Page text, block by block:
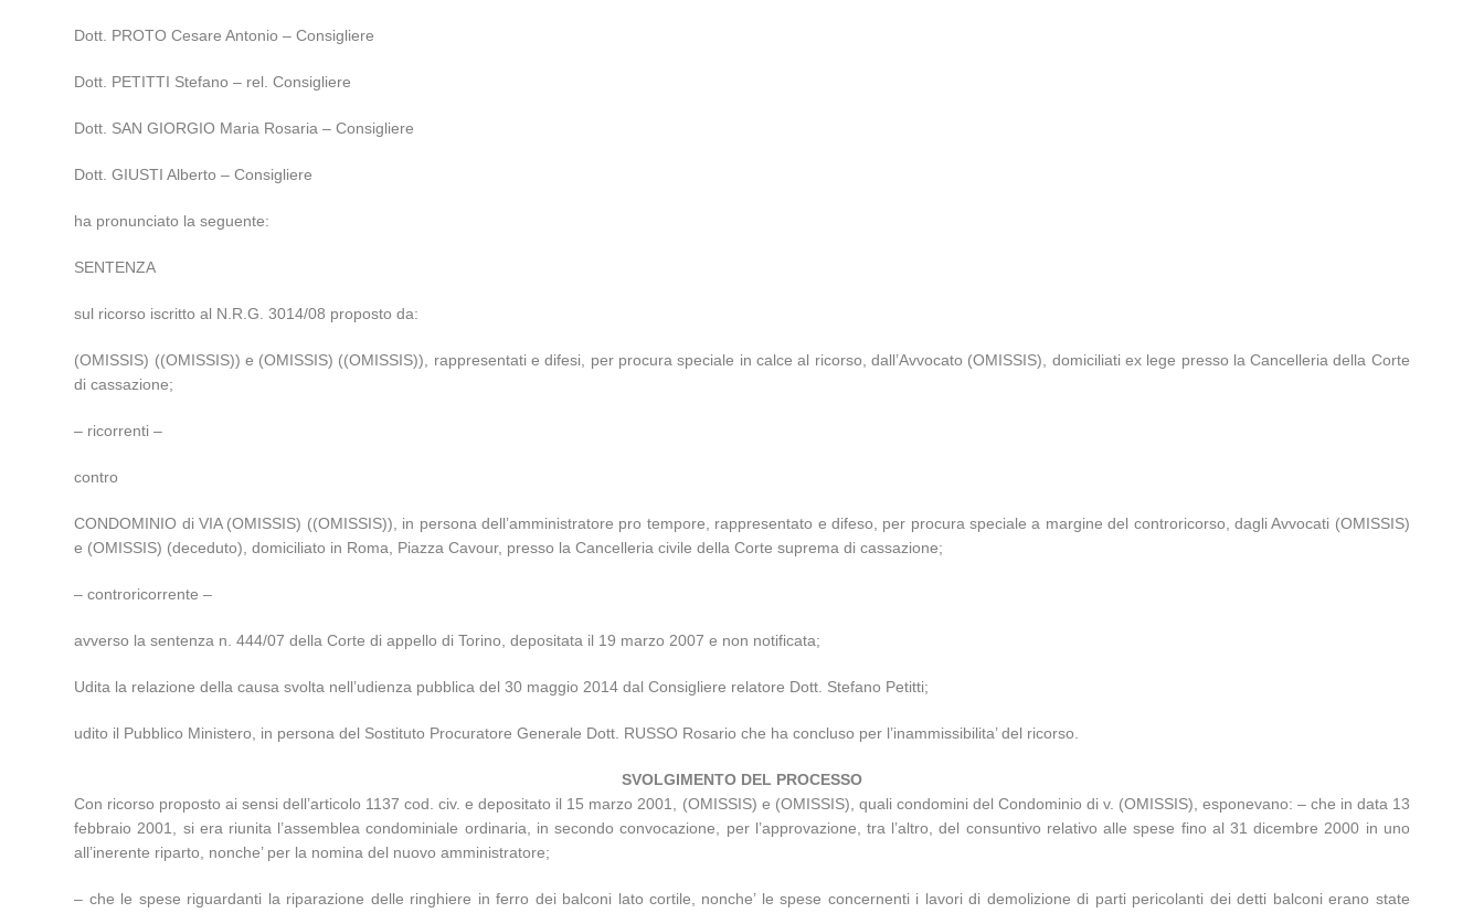
Dott. PROTO Cesare Antonio – Consigliere
Dott. PETITTI Stefano – rel. Consigliere
Dott. SAN GIORGIO Maria Rosaria – Consigliere
Dott. GIUSTI Alberto – Consigliere
ha pronunciato la seguente:
SENTENZA
sul ricorso iscritto al N.R.G. 3014/08 proposto da:
(OMISSIS) ((OMISSIS)) e (OMISSIS) ((OMISSIS)), rappresentati e difesi, per procura speciale in calce al ricorso, dall’Avvocato (OMISSIS), domiciliati ex lege presso la Cancelleria della Corte
di cassazione;
– ricorrenti –
contro
CONDOMINIO di VIA (OMISSIS) ((OMISSIS)), in persona dell’amministratore pro tempore, rappresentato e difeso, per procura speciale a margine del controricorso, dagli Avvocati (OMISSIS)
e (OMISSIS) (deceduto), domiciliato in Roma, Piazza Cavour, presso la Cancelleria civile della Corte suprema di cassazione;
– controricorrente –
avverso la sentenza n. 444/07 della Corte di appello di Torino, depositata il 19 marzo 2007 e non notificata;
Udita la relazione della causa svolta nell’udienza pubblica del 30 maggio 2014 dal Consigliere relatore Dott. Stefano Petitti;
udito il Pubblico Ministero, in persona del Sostituto Procuratore Generale Dott. RUSSO Rosario che ha concluso per l’inammissibilita’ del ricorso.
SVOLGIMENTO DEL PROCESSO
Con ricorso proposto ai sensi dell’articolo 1137 cod. civ. e depositato il 15 marzo 2001, (OMISSIS) e (OMISSIS), quali condomini del Condominio di v. (OMISSIS), esponevano: – che in data 13
febbraio 2001, si era riunita l’assemblea condominiale ordinaria, in secondo convocazione, per l’approvazione, tra l’altro, del consuntivo relativo alle spese fino al 31 dicembre 2000 in uno
all’inerente riparto, nonche’ per la nomina del nuovo amministratore;
– che le spese riguardanti la riparazione delle ringhiere in ferro dei balconi lato cortile, nonche’ le spese concernenti i lavori di demolizione di parti pericolanti dei detti balconi erano state